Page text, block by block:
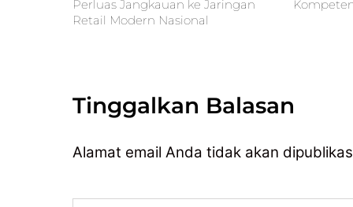
Perluas Jangkauan ke Jaringan
Retail Modern Nasional
Tinggalkan Balasan
Alamat email Anda tidak akan